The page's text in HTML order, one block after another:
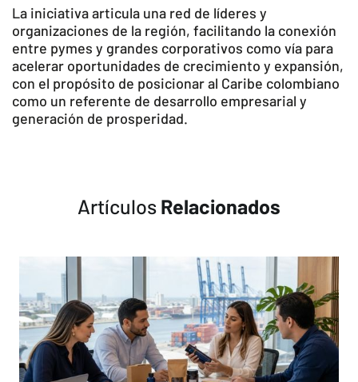
La iniciativa articula una red de líderes y
organizaciones de la región, facilitando la conexión
entre pymes y grandes corporativos como vía para
acelerar oportunidades de crecimiento y expansión,
con el propósito de posicionar al Caribe colombiano
como un referente de desarrollo empresarial y
generación de prosperidad.
Artículos Relacionados